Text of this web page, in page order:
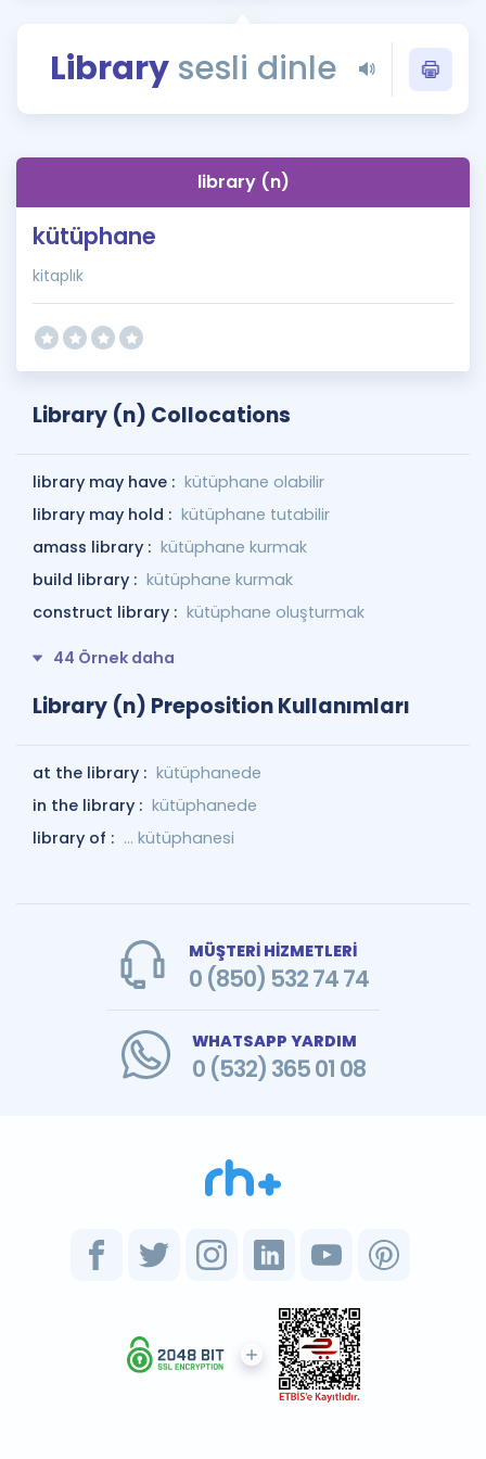
Rehberlik Aracı
ÖSYM Sınav Takvimi
Kampanyalar
Blog
Librarysesli dinle
library (n)
kütüphane
kitaplık
Library (n) Collocations
library may have : kütüphane olabilir
library may hold : kütüphane tutabilir
amass library : kütüphane kurmak
build library : kütüphane kurmak
construct library : kütüphane oluşturmak
44 Örnek daha
Library (n) Preposition Kullanımları
at the library : kütüphanede
in the library : kütüphanede
library of : ... kütüphanesi
MÜŞTERİ HİZMETLERİ
0 (850) 532 74 74
WHATSAPP YARDIM
0 (532) 365 01 08